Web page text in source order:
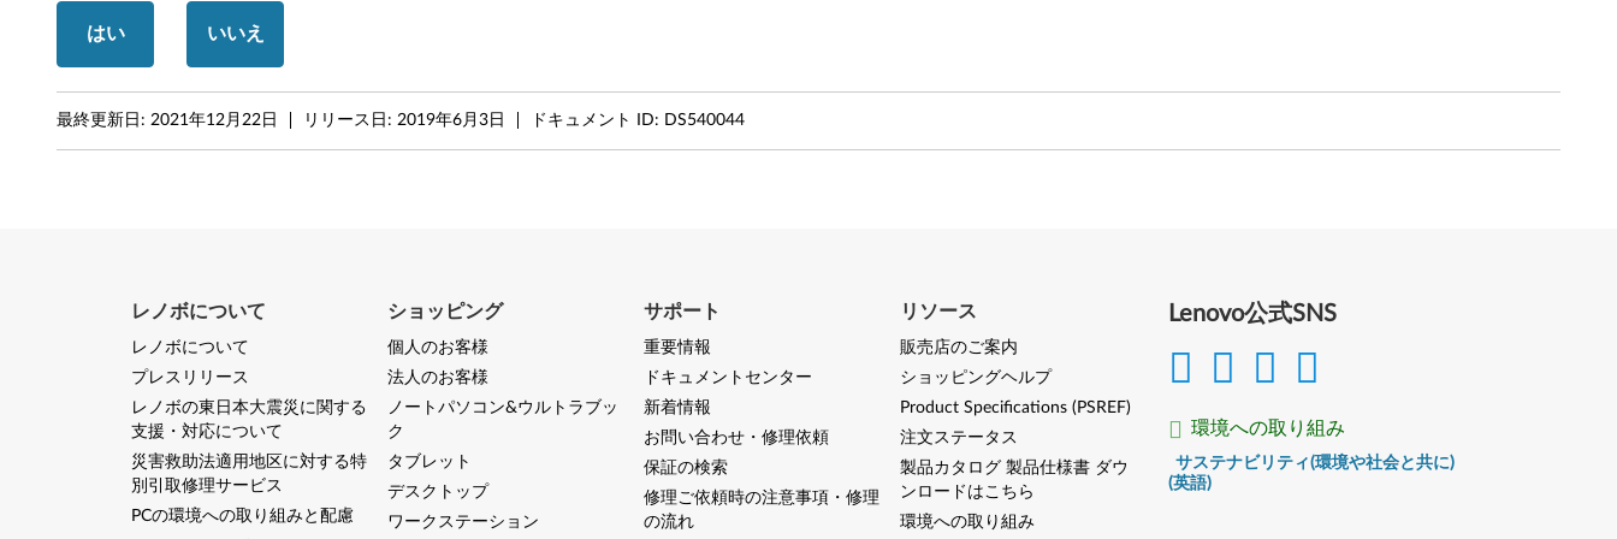
H
2
以
はい いいえ
最終更新日: 2021年12月22日 リリース日: 2019年6月3日 ドキュメント ID: DS540044
Lenovo公式SNS
環境への取り組み
サステナビリティ(環境や社会と共に)
(英語)
レノボについて
レノボについて
プレスリリース
レノボの東日本大震災に関する
支援・対応について
災害救助法適用地区に対する特
別引取修理サービス
PCの環境への取り組みと配慮
ショッピング
個人のお客様
法人のお客様
ノートパソコン&ウルトラブッ
ク
タブレット
デスクトップ
ワークステーション
サポート
重要情報
ドキュメントセンター
新着情報
お問い合わせ・修理依頼
保証の検索
修理ご依頼時の注意事項・修理
の流れ
リソース
販売店のご案内
ショッピングヘルプ
Product Specifications (PSREF)
注文ステータス
製品カタログ 製品仕様書 ダウ
ンロードはこちら
環境への取り組み